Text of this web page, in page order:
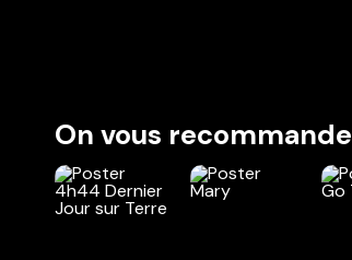
On vous recommande